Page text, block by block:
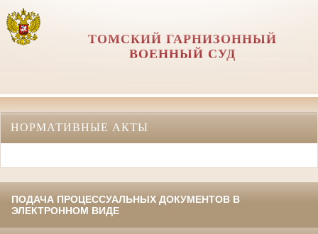
ТОМСКИЙ ГАРНИЗОННЫЙ
ВОЕННЫЙ СУД
НОРМАТИВНЫЕ АКТЫ
ПОДАЧА ПРОЦЕССУАЛЬНЫХ ДОКУМЕНТОВ В
ЭЛЕКТРОННОМ ВИДЕ